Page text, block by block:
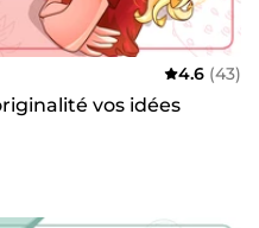
4.6 (43)
vos idées